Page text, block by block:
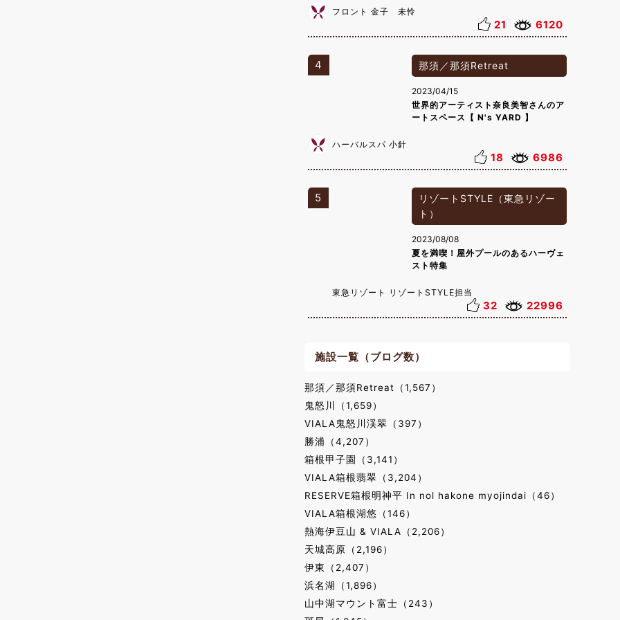
フロント 金子 未怜
21 6120
4 那須／那須Retreat
2023/04/15
世界的アーティスト奈良美智さんのア
ートスペース【 N's YARD 】
ハーバルスパ 小針
18 6986
5
リゾートSTYLE（東急リゾー
ト）
2023/08/08
夏を満喫！屋外プールのあるハーヴェ
スト特集
東急リゾート リゾートSTYLE担当
32 22996
施設一覧（ブログ数）
那須／那須Retreat（1,567）
鬼怒川（1,659）
VIALA鬼怒川渓翠（397）
勝浦（4,207）
箱根甲子園（3,141）
VIALA箱根翡翠（3,204）
RESERVE箱根明神平 In nol hakone myojindai（46）
VIALA箱根湖悠（146）
熱海伊豆山 & VIALA（2,206）
天城高原（2,196）
伊東（2,407）
浜名湖（1,896）
山中湖マウント富士（243）